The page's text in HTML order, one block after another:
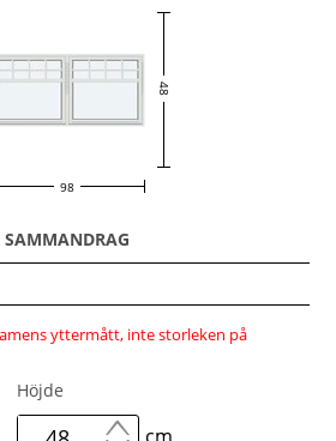
48
98
SAMMANDRAG
yttermått, inte storleken på
Höjde